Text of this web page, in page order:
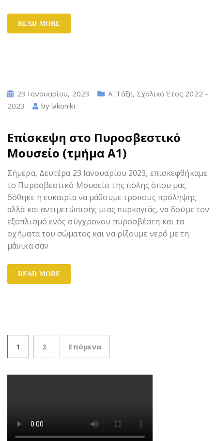
READ MORE
23 Ιανουαρίου, 2023 Α' Τάξη, Σχολικό Έτος 2022 –
2023
by lakoniki
Επίσκεψη στο Πυροσβεστικό
Μουσείο (τμήμα Α1)
Σήμερα, Δευτέρα 23 Ιανουαρίου 2023, επισκεφθήκαμε
το Πυροσβεστικό Μουσείο της πόλης όπου μας
δόθηκε η ευκαιρία να μάθουμε τρόπους πρόληψης
αλλά και αντιμετώπισης μιας πυρκαγιάς, να δούμε τον
εξοπλισμό ενός σύγχρονου πυροσβέστη και τα
οχήματα του σώματος και να ρίξουμε νερό με τη
μάνικα σαν…
READ MORE
Πλοήγηση άρθρων
1 2 Επόμενα